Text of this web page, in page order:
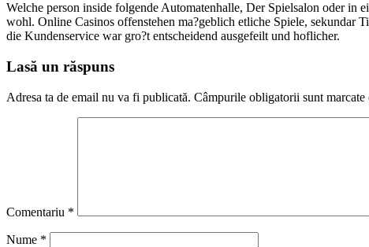
Welche person inside folgende Automatenhalle, Der Spielsalon oder in
wohl. Online Casinos offenstehen ma?geblich etliche Spiele, sekundar
die Kundenservice war gro?t entscheidend ausgefeilt und hoflicher.
Lasă un răspuns
Adresa ta de email nu va fi publicată. Câmpurile obligatorii sunt marcate
Comentariu *
Nume *